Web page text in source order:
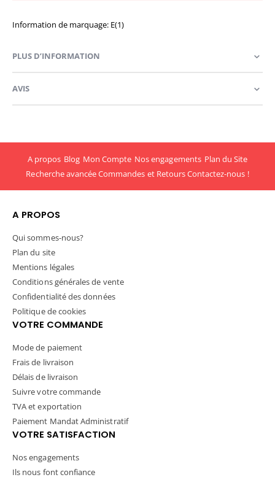
Information de marquage: E(1)
PLUS D’INFORMATION
AVIS
A propos Blog Mon Compte Nos engagements Plan du Site
Recherche avancéeCommandes et RetoursContactez-nous !
A PROPOS
Qui sommes-nous?
Plan du site
Mentions légales
Conditions générales de vente
Confidentialité des données
Politique de cookies
VOTRE COMMANDE
Mode de paiement
Frais de livraison
Délais de livraison
Suivre votre commande
TVA et exportation
Paiement Mandat Administratif
VOTRE SATISFACTION
Nos engagements
Ils nous font confiance